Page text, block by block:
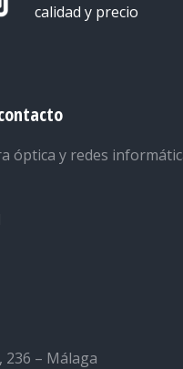
calidad y precio
óptica y redes
236 – Málaga